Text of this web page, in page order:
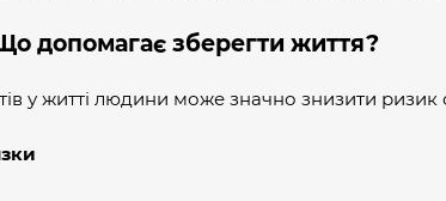
допомагає зберегти життя?
у житті людини може значно знизити ризик